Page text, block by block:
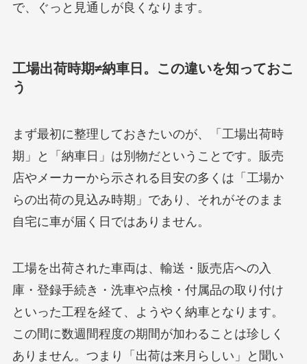
で、ぐっと見通しが良くなります。
工場出荷時期≠納車日。この違いを知っておこ
う
まず最初に整理しておきたいのが、「工場出荷時
期」と「納車日」は別物だということです。販売
店やメーカーから示される目安の多くは「工場か
らの出荷の見込み時期」であり、それがそのまま
自宅に車が届く日ではありません。
工場を出荷された車両は、輸送・販売店への入
庫・登録手続き・洗車や点検・付属品の取り付け
といった工程を経て、ようやく納車となります。
この間に数週間程度の期間が加わることは珍しく
ありません。つまり「出荷は来月らしい」と聞い